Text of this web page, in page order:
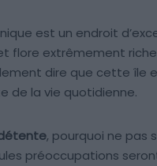
est un endroit
flore extrêmement
dire que cette île
de la vie quotidienne.
, pourquoi ne pas
préoccupations